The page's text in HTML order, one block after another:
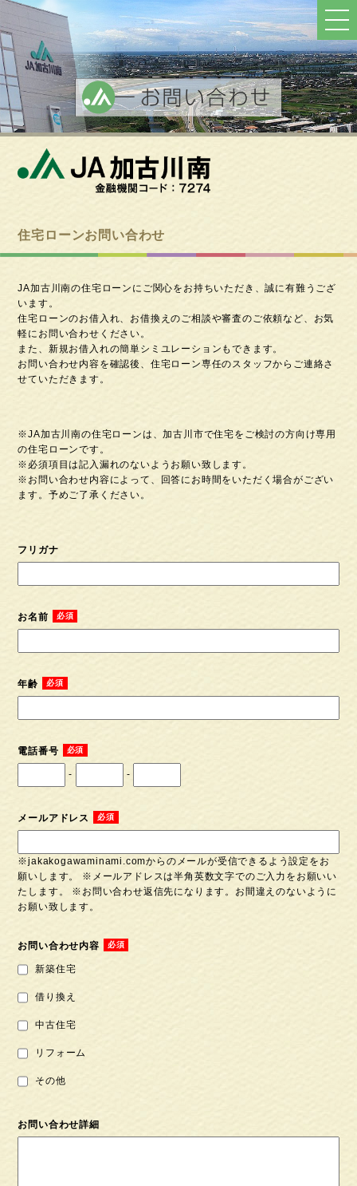
住宅ローンお問い合わせ
JA加古川南の住宅ローンにご関⼼をお持ちいただき、誠に有難うござ
います。
住宅ローンのお借⼊れ、お借換えのご相談や審査のご依頼など、お気
軽にお問い合わせください。
また、新規お借⼊れの簡単シミユレーションもできます。
お問い合わせ内容を確認後、住宅ローン専任のスタッフからご連絡さ
せていただきます。
※JA加古川南の住宅ローンは、加古川市で住宅をご検討の⽅向け専⽤
の住宅ローンです。
※必須項⽬は記⼊漏れのないようお願い致します。
※お問い合わせ内容によって、回答にお時間をいただく場合がござい
ます。予めご了承ください。
フリガナ
お名前
年齢
電話番号
- -
メールアドレス
※jakakogawaminami.comからのメールが受信できるよう設定をお
願いします。 ※メールアドレスは半角英数文字でのご入力をお願いい
たします。 ※お問い合わせ返信先になります。お間違えのないように
お願い致します。
お問い合わせ内容
新築住宅
借り換え
中古住宅
リフォーム
その他
お問い合わせ詳細